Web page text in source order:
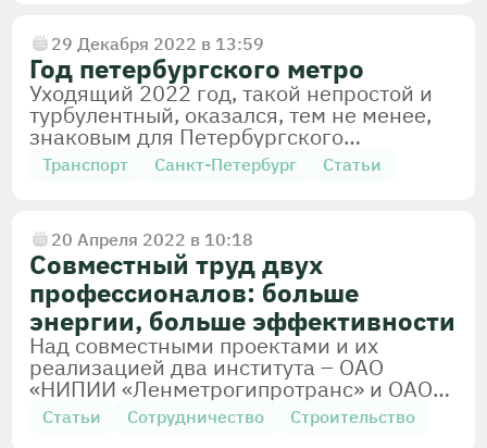
29 Декабря 2022 в 13:59
Год петербургского метро
Уходящий 2022 год, такой непростой и
турбулентный, оказался, тем не менее,
знаковым для Петербургского
метрополитена: в подземке Северной
столицы стартовал целый ряд
реализация стали возможны благодаря
эффективной работе команды
профессионалов во главе с начальником
метрополитена Евгением Козиным,
который два года назад возглавил
предприятие.
Транспорт Санкт-Петербург Статьи
Метростроение Метрополитен
Технологии Социальная сфера Инновации
20 Апреля 2022 в 10:18
Совместный труд двух
профессионалов: больше
энергии, больше эффективности
Над совместными проектами и их
реализацией два института – ОАО
«НИПИИ «Ленметрогипротранс» и ОАО
«Минскметропроект» – трудятся уже
более 17 лет.
Статьи Сотрудничество Строительство